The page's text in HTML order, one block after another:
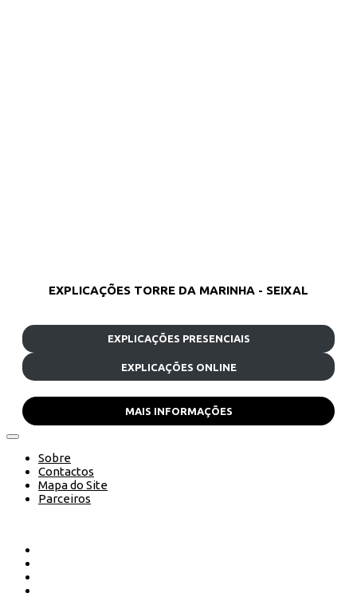
EXPLICAÇÕES TORRE DA MARINHA - SEIXAL
EXPLICAÇÕES PRESENCIAIS
EXPLICAÇÕES ONLINE
MAIS INFORMAÇÕES
Sobre
Contactos
Mapa do Site
Parceiros